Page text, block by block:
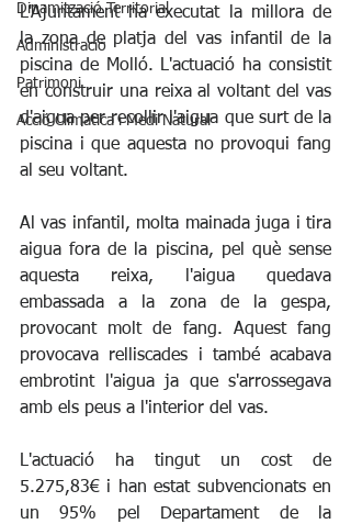
Dinamització Territorial
Administració
Patrimoni
Acció Climàtica i Medi Natural
L'Ajuntament ha executat la millora de
la zona de platja del vas infantil de la
piscina de Molló. L'actuació ha consistit
en construir una reixa al voltant del vas
d'aigua per recollir l'aigua que surt de la
piscina i que aquesta no provoqui fang
al seu voltant.
Al vas infantil, molta mainada juga i tira
aigua fora de la piscina, pel què sense
aquesta reixa, l'aigua quedava
embassada a la zona de la gespa,
provocant molt de fang. Aquest fang
provocava relliscades i també acabava
embrotint l'aigua ja que s'arrossegava
amb els peus a l'interior del vas.
L'actuació ha tingut un cost de
5.275,83€ i han estat subvencionats en
un 95% pel Departament de la